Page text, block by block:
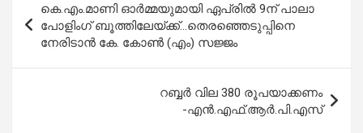
o
o
k
A
p
p
navigation
കെ.എം.മാണി ഓർമ്മയുമായി ഏപ്രിൽ 9ന് പാലാ
പോളിംഗ് ബൂത്തിലേയ്ക്ക്…തെരഞ്ഞെടുപ്പിനെ
നേരിടാൻ കേ. കോൺ (എം) സജ്ജം
റബ്ബര്‍ വില 380 രൂപയാക്കണം
-എന്‍.എഫ്.ആര്‍.പി.എസ്